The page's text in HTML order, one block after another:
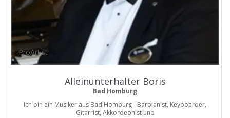
ProArtist
Alleinunterhalter Boris
Bad Homburg
Ich bin ein Musiker aus Bad Homburg - Barpianist, Keyboarder,
Gitarrist, Akkordeonist und